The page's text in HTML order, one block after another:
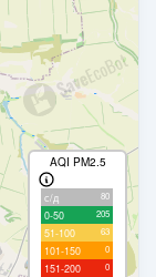
AQI PM2.5
с/д 80
0-50 205
51-100 63
101-150 0
151-200 0